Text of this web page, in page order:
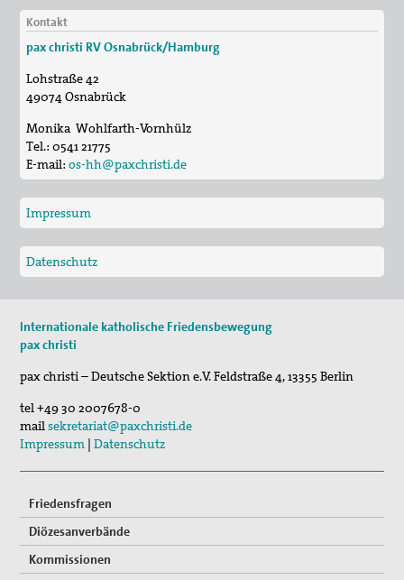
10. Sep 2026
pc bewegt - Gräber erzählen
30. Okt 2026
Schweige und höre...
Kontakt
pax christi RV Osnabrück/Hamburg
Lohstraße 42
49074Osnabrück
Monika Wohlfarth-Vornhülz
Tel.:0541 21775
E-mail:os-hh@paxchristi.de
Impressum
Datenschutz
Internationale katholische Friedensbewegung
pax christi
pax christi – Deutsche Sektion e.V.Feldstraße 4,13355 Berlin
tel+49 30 2007678-0
mailsekretariat@paxchristi.de
Impressum |Datenschutz
Friedensfragen
Diözesanverbände
Kommissionen